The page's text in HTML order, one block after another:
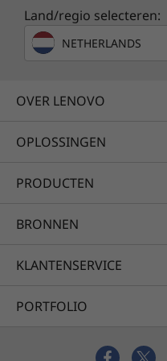
3. Met de
compenseer je de
de gemiddelde
geverifieerd door
profiteer je van
Land/regio selecteren:
NETHERLANDS
OVER LENOVO
OPLOSSINGEN
PRODUCTEN
BRONNEN
KLANTENSERVICE
PORTFOLIO